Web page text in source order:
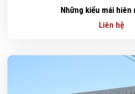
Những kiểu mái hiên
Liên hệ